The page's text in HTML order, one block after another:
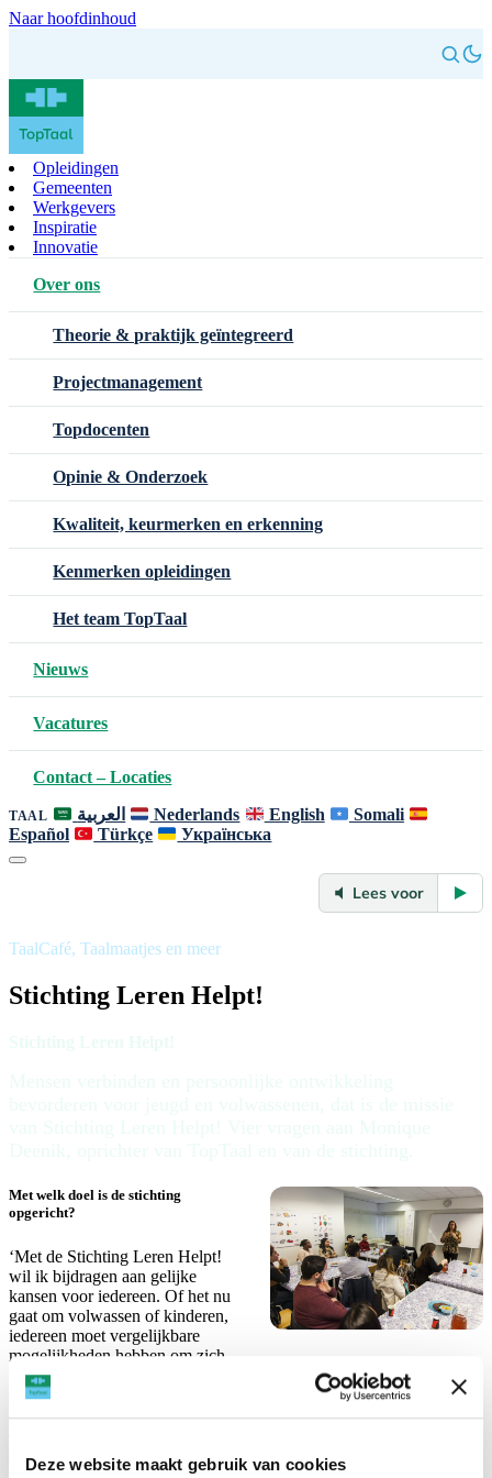
Deze website maakt gebruik van cookies
Naar hoofdinhoud
Opleidingen
Gemeenten
Werkgevers
Inspiratie
Innovatie
Over ons
Theorie & praktijk geïntegreerd
Projectmanagement
Topdocenten
Opinie & Onderzoek
Kwaliteit, keurmerken en erkenning
Kenmerken opleidingen
Het team TopTaal
Nieuws
Vacatures
Contact – Locaties
TAAL العربية Nederlands English
Somali
Español
Türkçe Українська
Lees voor
TaalCafé, Taalmaatjes en meer
Stichting Leren Helpt!
Met welk doel is de stichting
opgericht?
‘Met de Stichting Leren Helpt!
wil ik bijdragen aan gelijke
kansen voor iedereen. Of het nu
gaat om volwassen of kinderen,
iedereen moet vergelijkbare
mogelijkheden hebben om zich
binnen de maatschappij te ontwikkelen. Wij gaan ervan uit dat
ontwikkeling je kansen vergroot en ik vind het ontzettend belangrijk
dat er gelijke kansen bestaan voor iedereen, ongeacht sociale en
en geslacht. Iemand die de taal beheerst, is eerder gezond en
gelukkig, zal een grotere rol in de maatschappij vervullen, sneller